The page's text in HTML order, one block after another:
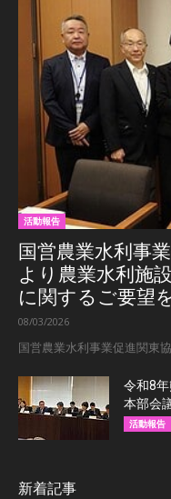
活動報告
国営農業水利事
より農業水利施
に関するご要望
08/03/2026
国営農業水利事業促進関東
令和8
本部会
活動報告
新着記事